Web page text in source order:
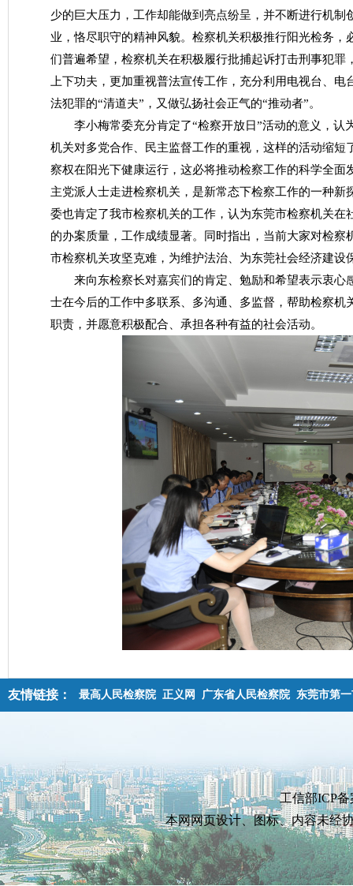
少的巨大压力，工作却能做到亮点纷呈，并不断进行机
业，恪尽职守的精神风貌。检察机关积极推行阳光检务
们普遍希望，检察机关在积极履行批捕起诉打击刑事犯
上下功夫，更加重视普法宣传工作，充分利用电视台、
法犯罪的“清道夫”，又做弘扬社会正气的“推动者”。
李小梅常委充分肯定了“检察开放日”活动的意义，认
机关对多党合作、民主监督工作的重视，这样的活动缩
察权在阳光下健康运行，这必将推动检察工作的科学全
主党派人士走进检察机关，是新常态下检察工作的一种
委也肯定了我市检察机关的工作，认为东莞市检察机关
的办案质量，工作成绩显著。同时指出，当前大家对检
市检察机关攻坚克难，为维护法治、为东莞社会经济建设
来向东检察长对嘉宾们的肯定、勉励和希望表示衷心
士在今后的工作中多联系、多沟通、多监督，帮助检察
职责，并愿意积极配合、承担各种有益的社会活动。
友情链接： 最高人民检察院 正义网 广东省人民检察院 东莞市第
工信部ICP
本网网页设计、图标、内容未经